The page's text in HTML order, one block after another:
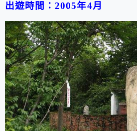
出遊時間：2005年4月